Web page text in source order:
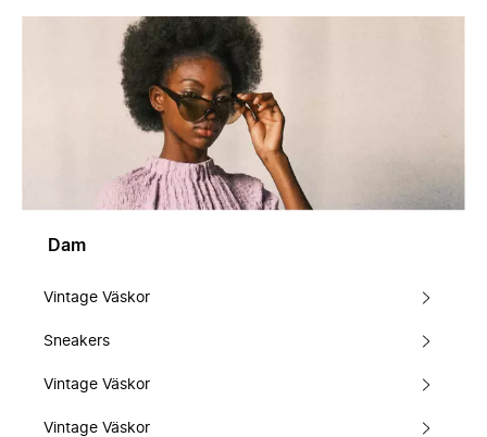
Dam
Vintage Väskor
Sneakers
Vintage Väskor
Vintage Väskor